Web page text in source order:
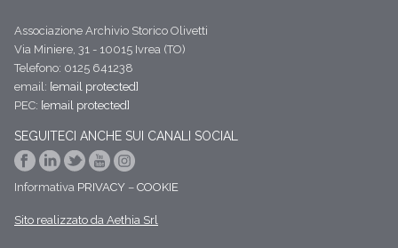
Associazione Archivio Storico Olivetti
Via Miniere, 31 - 10015 Ivrea (TO)
Telefono: 0125 641238
email: [email protected]
PEC: [email protected]
SEGUITECI ANCHE SUI CANALI SOCIAL
Informativa PRIVACY – COOKIE
Sito realizzato da Aethia Srl